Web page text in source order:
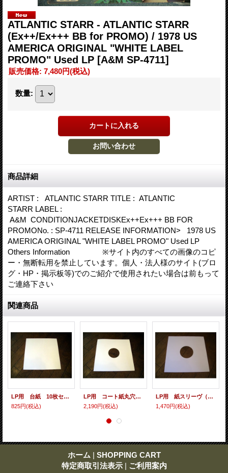
ATLANTIC STARR - ATLANTIC STARR
(Ex++/Ex+++ BB for PROMO) / 1978 US
AMERICA ORIGINAL "WHITE LABEL
PROMO" Used LP [A&M SP-4711]
販売価格: 7,480円(税込)
数量:
商品詳細
ARTIST : ATLANTIC STARR TITLE : ATLANTIC
STARR LABEL :
A&M CONDITIONJACKETDISKEx++Ex+++ BB FOR
PROMONo. : SP-4711 RELEASE INFORMATION> 1978 US
AMERICA ORIGINAL "WHITE LABEL PROMO" Used LP
Others Information ※サイト内のすべての画像のコピ
ー・無断転用を禁止しています。個人・法人様のサイト(ブロ
グ・HP・掲示板等)でのご紹介で使用されたい場合は前もって
ご連絡下さい
関連商品
LP用 台紙 10枚セット
825円(税込)
LP用 コート紙丸穴ジャケ 10枚セット
2,190円(税込)
LP用 紙スリーヴ（レギュラー 四角の角） 10枚セット
1,470円(税込)
ホーム | SHOPPING CART
特定商取引法表示 | ご利用案内